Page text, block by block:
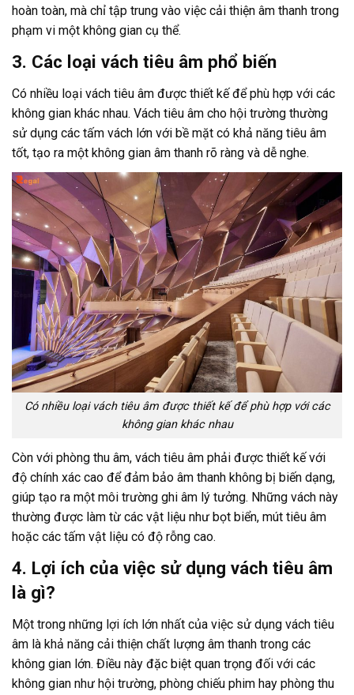
hoàn toàn, mà chỉ tập trung vào việc cải thiện âm thanh trong
phạm vi một không gian cụ thể.
3. Các loại vách tiêu âm phổ biến
Có nhiều loại vách tiêu âm được thiết kế để phù hợp với các
không gian khác nhau. Vách tiêu âm cho hội trường thường
sử dụng các tấm vách lớn với bề mặt có khả năng tiêu âm
tốt, tạo ra một không gian âm thanh rõ ràng và dễ nghe.
Có nhiều loại vách tiêu âm được thiết kế để phù hợp với các
không gian khác nhau
Còn với phòng thu âm, vách tiêu âm phải được thiết kế với
độ chính xác cao để đảm bảo âm thanh không bị biến dạng,
giúp tạo ra một môi trường ghi âm lý tưởng. Những vách này
thường được làm từ các vật liệu như bọt biển, mút tiêu âm
hoặc các tấm vật liệu có độ rỗng cao.
4. Lợi ích của việc sử dụng vách tiêu âm
là gì?
Một trong những lợi ích lớn nhất của việc sử dụng vách tiêu
âm là khả năng cải thiện chất lượng âm thanh trong các
không gian lớn. Điều này đặc biệt quan trọng đối với các
không gian như hội trường, phòng chiếu phim hay phòng thu